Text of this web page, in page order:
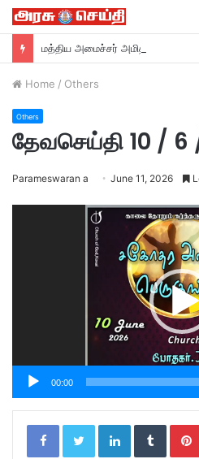
மத்திய அமைச்சர் அமித்ஷா
Home / Others
Others
தேவசெய்தி 10 / 6
Parameswaran a June 11, 2026
00:00
LinkedIn Tumblr